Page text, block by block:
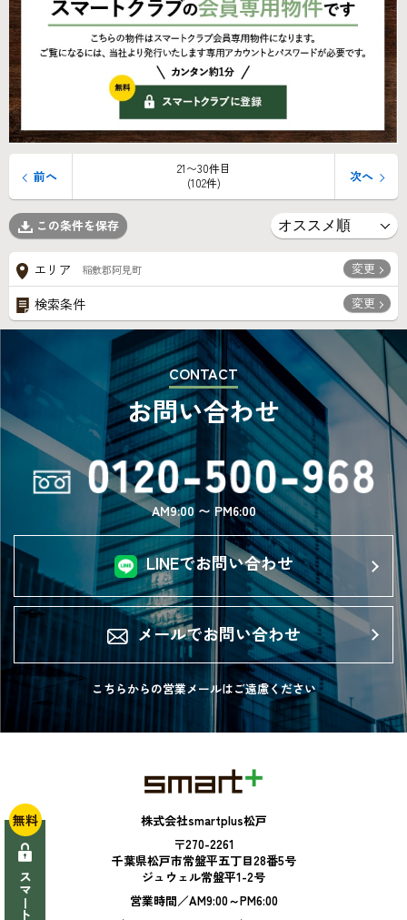
21〜30件目
(102件)
前へ 次へ
この条件を保存
エリア 稲敷郡阿見町 変更
検索条件 変更
CONTACT
お問い合わせ
AM9:00 〜 PM6:00
LINEでお問い合わせ
メールでお問い合わせ
こちらからの営業メールはご遠慮ください
株式会社smartplus松戸
〒270-2261
千葉県松戸市常盤平五丁目28番5号
ジュウェル常盤平1-2号
営業時間／AM9:00～PM6:00
無料